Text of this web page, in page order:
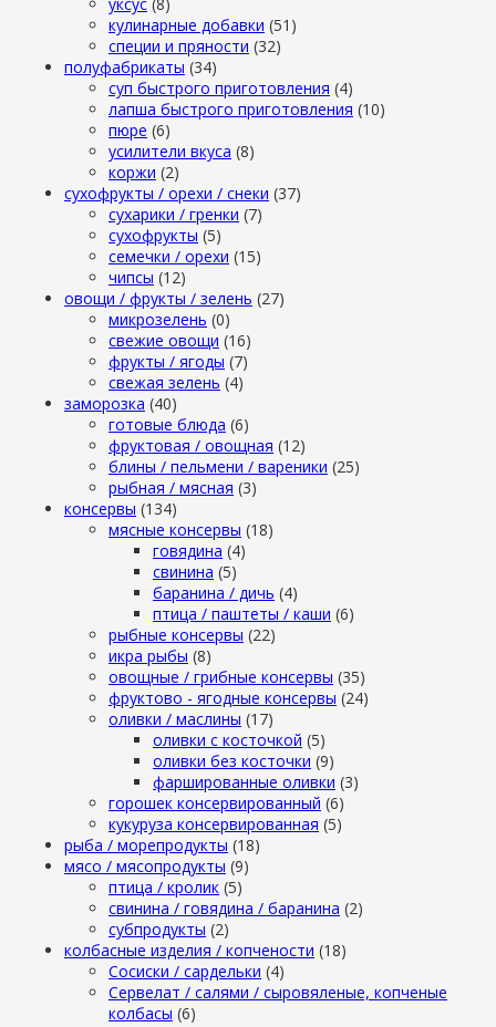
кулинарные добавки (51)
специи и пряности (32)
полуфабрикаты (34)
суп быстрого приготовления (4)
лапша быстрого приготовления (10)
пюре (6)
усилители вкуса (8)
коржи (2)
сухофрукты / орехи / снеки (37)
сухарики / гренки (7)
сухофрукты (5)
семечки / орехи (15)
чипсы (12)
овощи / фрукты / зелень (27)
микрозелень (0)
свежие овощи (16)
фрукты / ягоды (7)
свежая зелень (4)
заморозка (40)
готовые блюда (6)
фруктовая / овощная (12)
блины / пельмени / вареники (25)
рыбная / мясная (3)
консервы (134)
мясные консервы (18)
говядина (4)
свинина (5)
баранина / дичь (4)
птица / паштеты / каши (6)
рыбные консервы (22)
икра рыбы (8)
овощные / грибные консервы (35)
фруктово - ягодные консервы (24)
оливки / маслины (17)
оливки с косточкой (5)
оливки без косточки (9)
фаршированные оливки (3)
горошек консервированный (6)
кукуруза консервированная (5)
рыба / морепродукты (18)
мясо / мясопродукты (9)
птица / кролик (5)
свинина / говядина / баранина (2)
субпродукты (2)
колбасные изделия / копчености (18)
Сосиски / сардельки (4)
Сервелат / салями / сыровяленые, копченые
колбасы (6)